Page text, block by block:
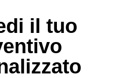
il tuo